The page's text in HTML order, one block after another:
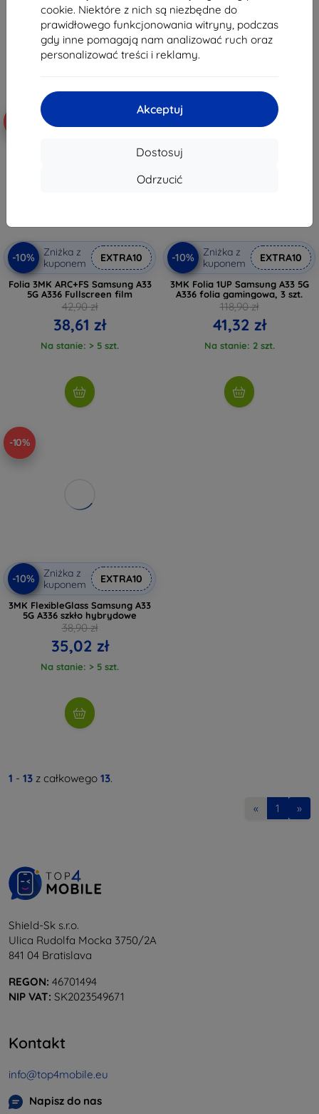
cookie. Niektóre z nich są niezbędne do
prawidłowego funkcjonowania witryny, podczas
gdy inne pomagają nam analizować ruch oraz
personalizować treści i reklamy.
Akceptuj
Dostosuj
Odrzucić
42,21 zł
Na stanie: 1 szt.
30,50 zł
Na stanie: > 5 szt.
-10%
Zniżka z
kuponem
EXTRA10
Folia 3MK ARC+FS Samsung A33
5G A336 Fullscreen film
42,90 zł
38,61 zł
Na stanie: > 5 szt.
-10%
Zniżka z
kuponem
EXTRA10
3MK Folia 1UP Samsung A33 5G
A336 folia gamingowa, 3 szt.
118,90 zł
41,32 zł
Na stanie: 2 szt.
-10%
-10%
Zniżka z
kuponem
EXTRA10
3MK FlexibleGlass Samsung A33
5G A336 szkło hybrydowe
38,90 zł
35,02 zł
Na stanie: > 5 szt.
1 - 13 z całkowego 13.
« 1 »
Shield-Sk s.r.o.
Ulica Rudolfa Mocka 3750/2A
841 04 Bratislava
REGON: 46701494
NIP VAT: SK2023549671
Kontakt
info@top4mobile.eu
Napisz do nas